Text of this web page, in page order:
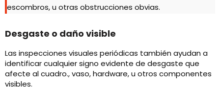
escombros, u otras obstrucciones obvias.
Desgaste o daño visible
Las inspecciones visuales periódicas también ayudan a
identificar cualquier signo evidente de desgaste que
afecte al cuadro., vaso, hardware, u otros componentes
visibles.